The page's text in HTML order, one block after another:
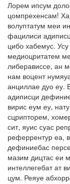
Лорем ипсум
цомпрехенсам!
волуптатум меи
фацилиси
цибо хабемус.
медиоцритатем
либерависсе, ан
нам воцент
анциллае дуо еу.
адиписци
вирис еум еу,
сцрипторем,
сит, яуис суас
реферрентур еа,
дефиниебас
мазим дицтас еи
интеллегебат ат
цум. Реяуе